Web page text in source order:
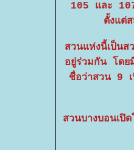
105 และ
ตั้งแต่
สวนแห่งนี้เป็น
อยู่ร่วมกัน โดย
ชื่อว่าสวน 9
สวนบางบอนเปิ